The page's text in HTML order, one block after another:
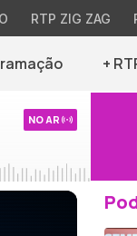
RTP ZIG ZAG
+
NO AR